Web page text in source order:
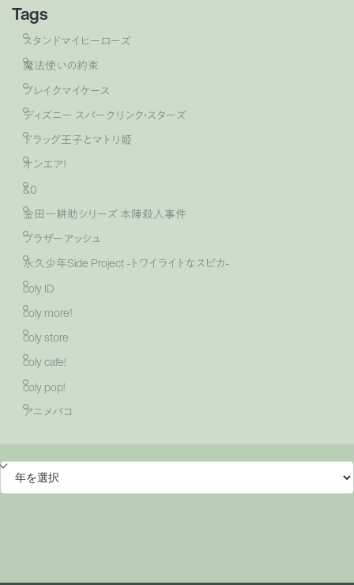
Tags
スタンドマイヒーローズ
魔法使いの約束
ブレイクマイケース
ディズニー スパークリンク・スターズ
ドラッグ王子とマトリ姫
オンエア！
&0
金田一耕助シリーズ 本陣殺人事件
ブラザーアッシュ
永久少年Side Project -トワイライトなスピカ-
coly ID
coly more！
coly store
coly cafe!
coly pop!
アニメバコ